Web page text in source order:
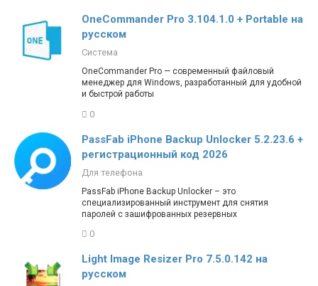
OneCommander Pro 3.104.1.0 + Portable на
русском
Система
OneCommander Pro — современный файловый
менеджер для Windows, разработанный для удобной
и быстрой работы
0
PassFab iPhone Backup Unlocker 5.2.23.6 +
регистрационный код 2026
Для телефона
PassFab iPhone Backup Unlocker – это
специализированный инструмент для снятия
паролей с зашифрованных резервных
0
Light Image Resizer Pro 7.5.0.142 на
русском